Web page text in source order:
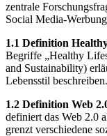
zentrale
Social Media-
1.1 Definition
Begriffe „Healthy
and Sustainability)
Lebensstil beschreiben.
1.2 Definition Web
definiert das Web 2.0
grenzt verschiedene